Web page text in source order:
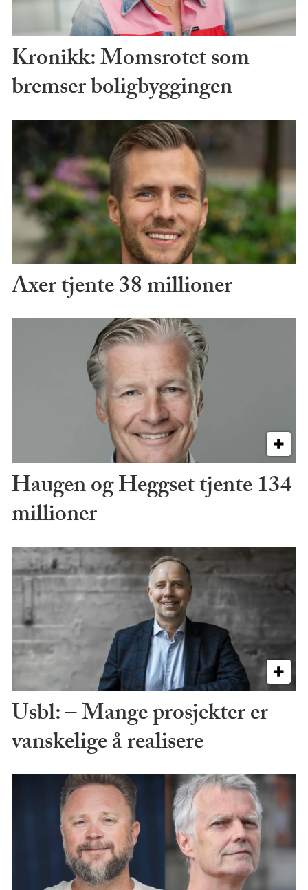
Kronikk: Momsrotet som
bremser boligbyggingen
Axer tjente 38 millioner
Haugen og Heggset tjente 134
millioner
Usbl: – Mange prosjekter er
vanskelige å realisere